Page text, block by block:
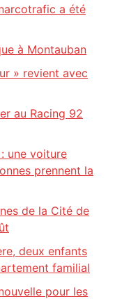
a été
à Montauban
» revient avec
au Racing 92
une voiture
prennent la
de la Cité de
deux enfants
familial
pour les